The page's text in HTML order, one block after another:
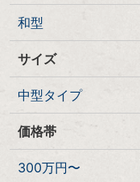
和型
サイズ
中型タイプ
価格帯
300万円〜